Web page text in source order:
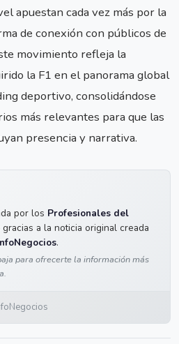
apuestan cada vez más por la
de conexión con públicos de
movimiento refleja la
la F1 en el panorama global
deportivo, consolidándose
más relevantes para que las
presencia y narrativa.
por los Profesionales del
gracias a la noticia original creada
.
para ofrecerte la información más